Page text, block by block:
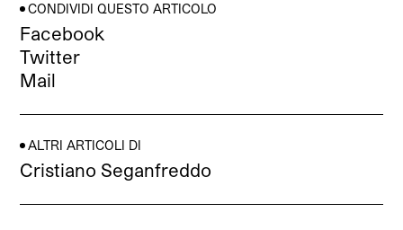
CONDIVIDI QUESTO ARTICOLO
Facebook
Twitter
Mail
ALTRI ARTICOLI DI
Cristiano Seganfreddo